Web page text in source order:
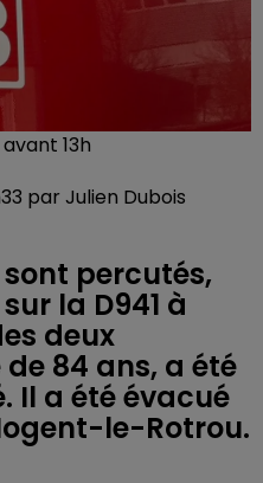
13h
par Julien Dubois
sont percutés,
la D941 à
deux
84 ans, a été
Il a été évacué
le-Rotrou.